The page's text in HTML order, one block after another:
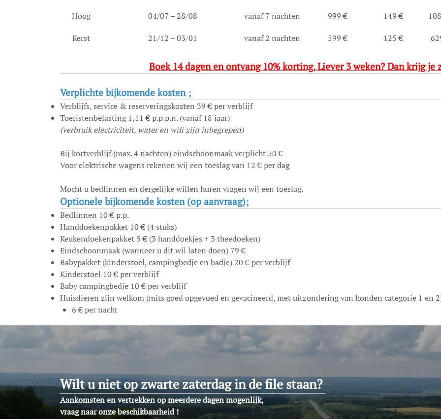
Hoog 04/07 – 28/08 vanaf 7 nachten 999 € 149 €
Kerst 21/12 – 03/01 vanaf 2 nachten 599 € 125 €
Boek 14 dagen en ontvang 10% korting, Liever 3 weken? Dan krijg je
Verplichte bijkomende kosten ;
Verblijfs, service & reserveringskosten 39 € per verblijf
Toeristenbelasting 1,11 € p.p.p.n. (vanaf 18 jaar)
(verbruik electriciteit, water en wifi zijn inbegrepen)
Bij kortverblijf (max. 4 nachten) eindschoonmaak verplicht 50 €
Voor elektrische wagens rekenen wij een toeslag van 12 € per dag
Mocht u bedlinnen en dergelijke willen huren vragen wij een toeslag.
Optionele bijkomende kosten (op aanvraag);
Bedlinnen 10 € p.p.
Handdoekenpakket 10 € (4 stuks)
Keukendoekenpakket 5 € (3 handdoekjes + 3 theedoeken)
Eindschoonmaak (wanneer u dit wil laten doen) 79 €
Babypakket (kinderstoel, campingbedje en badje) 20 € per verblijf
Kinderstoel 10 € per verblijf
Baby campingbedje 10 € per verblijf
Huisdieren zijn welkom (mits goed opgevoed en gevacineerd, met uitzondering van honden categorie 1 en
6 € per nacht
Wilt u niet op zwarte zaterdag in de file staan?
Aankomsten en vertrekken op meerdere dagen mogenlijk,
vraag naar onze beschikbaarheid !